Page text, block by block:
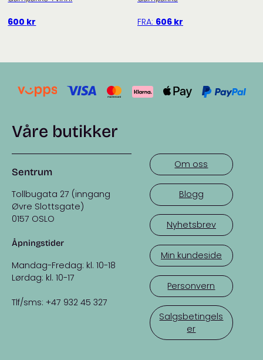
600 kr FRA: 606 kr
Våre butikker
Sentrum
Tollbugata 27 (inngang
Øvre Slottsgate)
0157 OSLO
Åpningstider
Mandag-Fredag: kl. 10-18
Lørdag: kl. 10-17
Tlf/sms: +47 932 45 327
Om oss
Blogg
Nyhetsbrev
Min kundeside
Personvern
Salgsbetingels
er